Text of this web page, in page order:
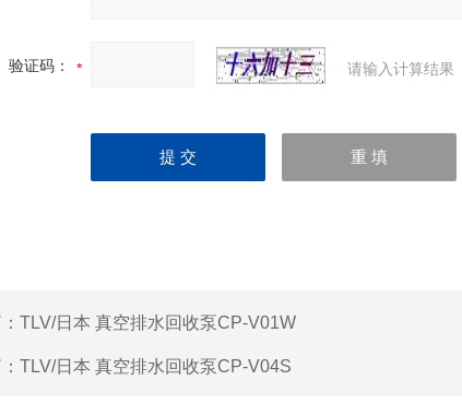
验证码： 请输入计算结果
TLV/日本 真空排水回收泵CP-V01W
TLV/日本 真空排水回收泵CP-V04S